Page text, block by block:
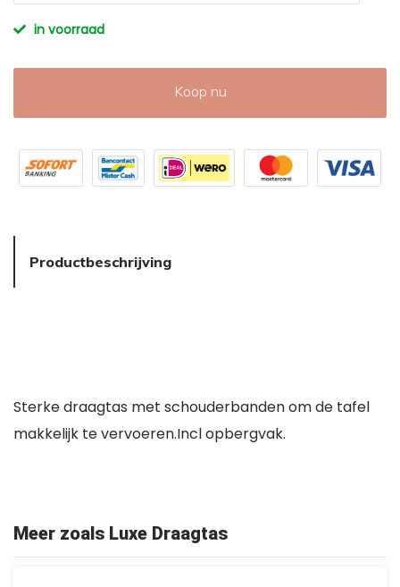
in voorraad
Koop nu
Productbeschrijving
Sterke draagtas met schouderbanden om de tafel
makkelijk te vervoeren.Incl opbergvak.
Meer zoals Luxe Draagtas